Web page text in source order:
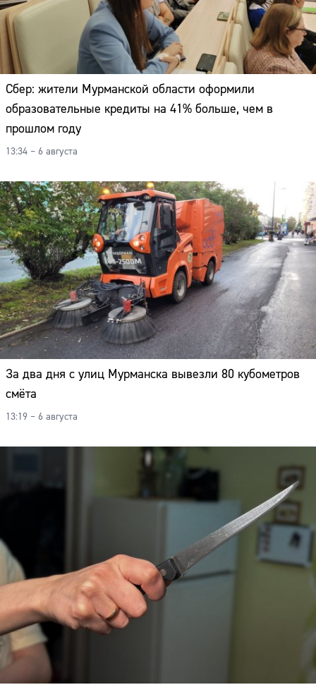
Сбер: жители Мурманской области оформили
образовательные кредиты на 41% больше, чем в
прошлом году
13:34 – 6 августа
За два дня с улиц Мурманска вывезли 80 кубометров
смёта
13:19 – 6 августа